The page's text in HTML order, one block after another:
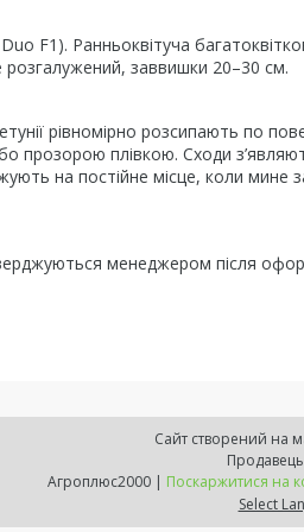
Ранньоквітуча
розгалужений, заввишки 20–30 см.
рівномірно розсипають по
плівкою. Сходи
на постійне місце, коли мине
менеджером після
Сайт створений на
Агроплюс2000 | Поскаржитися на
Select